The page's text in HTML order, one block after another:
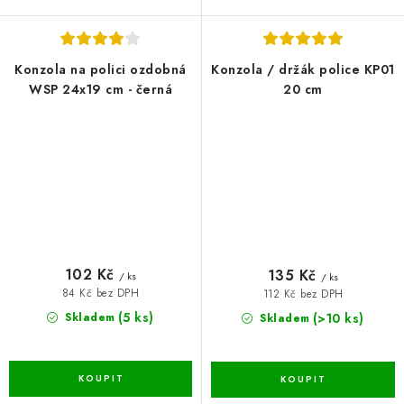
Konzola na polici ozdobná
WSP 24x19 cm - černá
Skladem (5 ks)
84 Kč bez DPH
102 Kč / ks
Konzola / držák police KP01
20 cm
Skladem (>10 ks)
112 Kč bez DPH
135 Kč / ks